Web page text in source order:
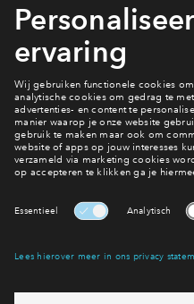
Wil je hier ook